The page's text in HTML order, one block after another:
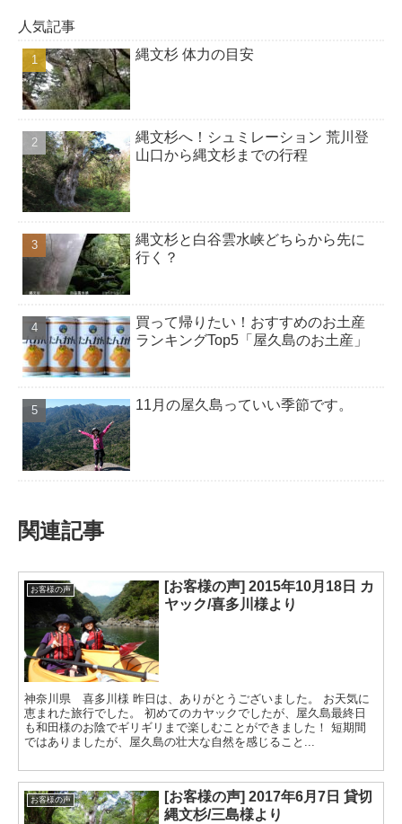
人気記事
縄文杉 体力の目安
縄文杉へ！シュミレーション 荒川登
山口から縄文杉までの行程
縄文杉と白谷雲水峡どちらから先に
行く？
買って帰りたい！おすすめのお土産
ランキングTop5「屋久島のお土産」
11月の屋久島っていい季節です。
関連記事
お客様の声
[お客様の声] 2015年10月18日 カ
ヤック/喜多川様より
神奈川県 喜多川様 昨日は、ありがとうございました。 お天気に
恵まれた旅行でした。 初めてのカヤックでしたが、屋久島最終日
も和田様のお陰でギリギリまで楽しむことができました！ 短期間
ではありましたが、屋久島の壮大な自然を感じること...
お客様の声
[お客様の声] 2017年6月7日 貸切
縄文杉/三島様より